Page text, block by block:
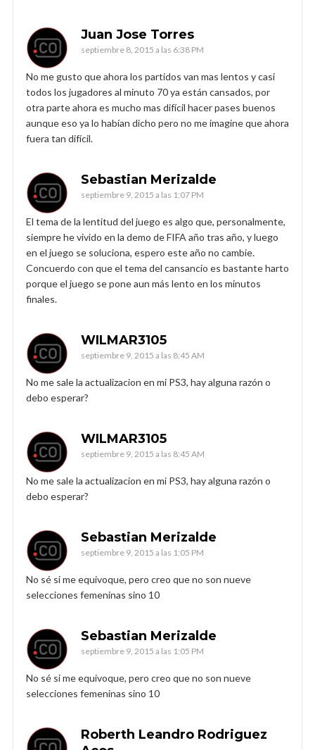
Juan Jose Torres
septiembre 8, 2015 a las 6:38 PM
No me gusto que ahora los partidos van mas lentos y casi
todos los jugadores al minuto 70 ya están cansados, por
otra parte ahora es mucho mas difícil hacer pases buenos
aunque eso ya lo habían dicho pero no me imagine que ahora
fuera tan difícil.
Sebastian Merizalde
septiembre 9, 2015 a las 1:07 PM
El tema de la lentitud del juego es algo que, personalmente,
siempre he vivido en la demo de FIFA año tras año, y luego
en el juego se soluciona, espero este año no cambie.
Concuerdo con que el tema del cansancio es bastante harto
porque el juego se pone aun más lento en los minutos
finales.
WILMAR3105
septiembre 9, 2015 a las 8:45 AM
No me sale la actualizacion en mi PS3, hay alguna razón o
debo esperar?
WILMAR3105
septiembre 9, 2015 a las 8:45 AM
No me sale la actualizacion en mi PS3, hay alguna razón o
debo esperar?
Sebastian Merizalde
septiembre 9, 2015 a las 1:05 PM
No sé si me equivoque, pero creo que no son nueve
selecciones femeninas sino 10
Sebastian Merizalde
septiembre 9, 2015 a las 1:05 PM
No sé si me equivoque, pero creo que no son nueve
selecciones femeninas sino 10
Roberth Leandro Rodriguez